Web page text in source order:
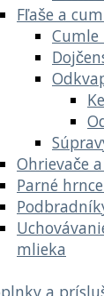
Fľaše a
Cumle
Ohrievače
Parné
mlieka
a